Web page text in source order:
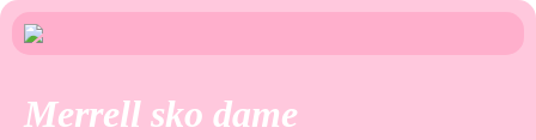
Merrell sko dame